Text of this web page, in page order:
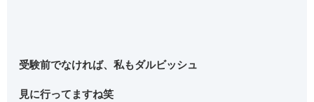
受験前でなければ、私もダルビッシュ
見に行ってますね笑